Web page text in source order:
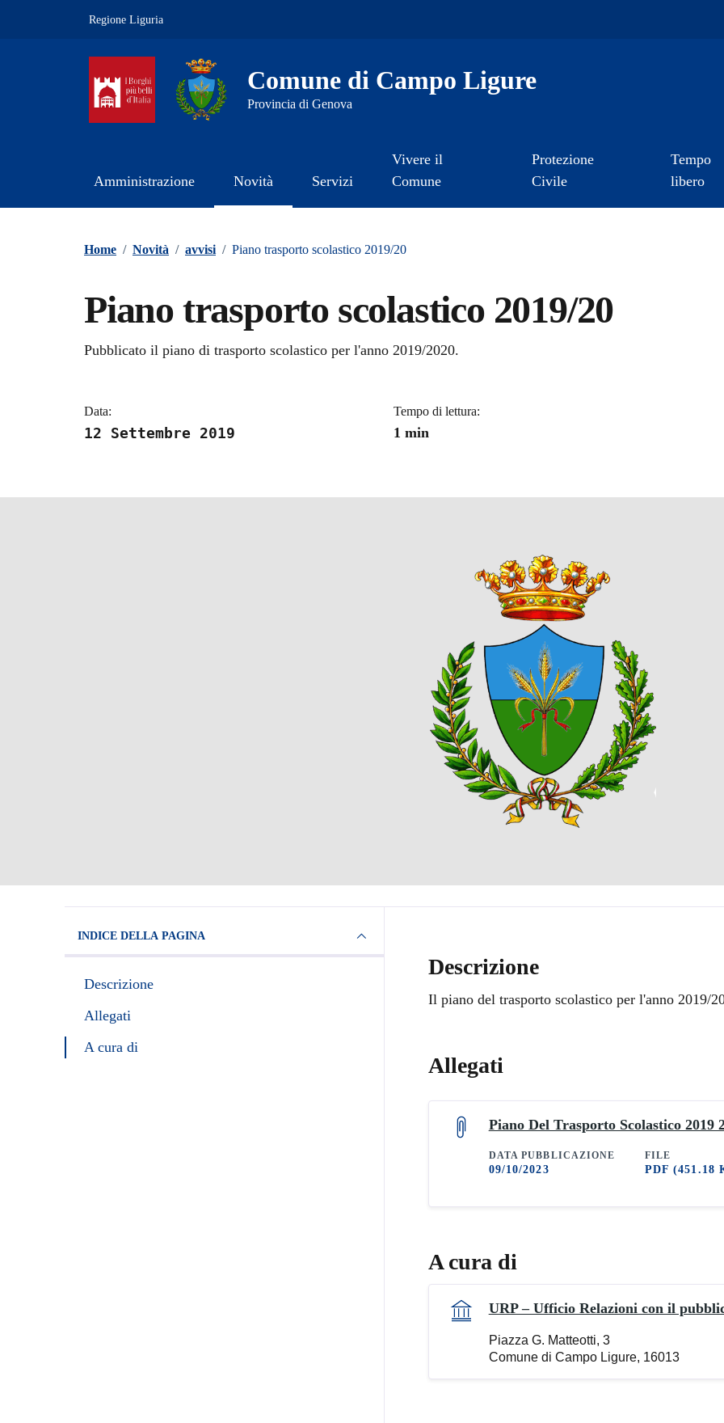
Regione Liguria
Comune di Campo Ligure
Provincia di Genova
Amministrazione Novità Servizi
Vivere il
Comune
Protezione
Civile
Tempo
libero
Home / Novità / avvisi / Piano trasporto scolastico 2019/20
Piano trasporto scolastico 2019/20
Dettagli della notizia
Pubblicato il piano di trasporto scolastico per l'anno 2019/2020.
Data:
12 Settembre 2019
Tempo di lettura:
1 min
INDICE DELLA PAGINA
Descrizione
Allegati
A cura di
Descrizione
Il piano del trasporto scolastico per l'anno 2019/
Allegati
Piano Del Trasporto Scolastico 2019
DATA PUBBLICAZIONE
09/10/2023
FILE
PDF(451.18
A cura di
URP – Ufficio Relazioni con il
Piazza G. Matteotti, 3
Comune di Campo Ligure, 16013